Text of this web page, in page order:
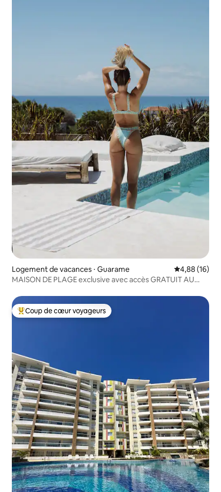
Logement de vacances ⋅ Guarame Évaluation
4,88 (16)
MAISON DE PLAGE exclusive avec accès GRATUIT AU
Coups de cœur voyageurs les plus appréciés
Coup de cœur voyageurs